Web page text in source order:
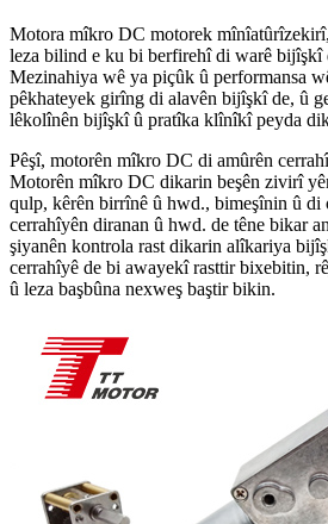
Motora mîkro DC motorek
leza bilind e ku bi berfirehî di warê bijîşkî
Mezinahiya wê ya piçûk û performansa
pêkhateyek girîng di alavên bijîşkî de, û
lêkolînên bijîşkî û pratîka klînîkî peyda
Pêşî, motorên mîkro DC di amûrên
Motorên mîkro DC dikarin beşên zivirî
qulp, kêrên birrînê û hwd., bimeşînin û di
cerrahîyên diranan û hwd. de têne bikar
şiyanên kontrola rast dikarin alîkariya
cerrahîyê de bi awayekî rasttir bixebitin,
û leza başbûna nexweş baştir bikin.